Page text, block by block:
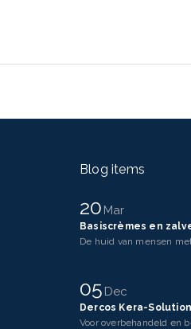
Blog items
20Mar
Basiscrèmes en
05Dec
Dercos Kera-
Voor overbehandeld en